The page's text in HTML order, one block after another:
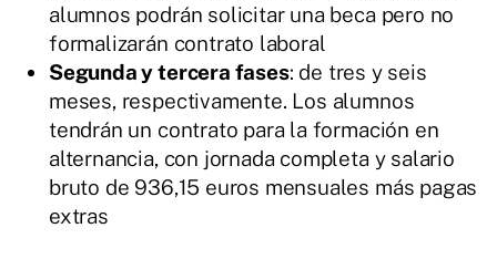
alumnos podrán solicitar una beca pero no
formalizarán contrato laboral
Segunda y tercera fases: de tres y seis
meses, respectivamente. Los alumnos
tendrán un contrato para la formación en
alternancia, con jornada completa y salario
bruto de 936,15 euros mensuales más pagas
extras